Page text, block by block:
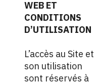
WEB ET
CONDITIONS
D’UTILISATION
L’accès au Site et
son utilisation
sont réservés à